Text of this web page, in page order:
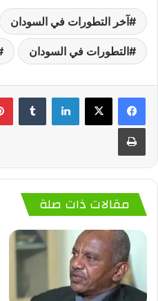
آخر التطورات في السودان
التطورات في السودان
لينكدإن
مقالات ذات صلة